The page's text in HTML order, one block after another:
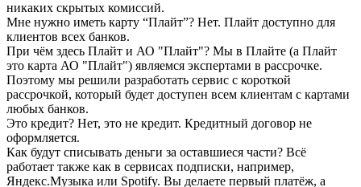
никаких скрытых комиссий.
Мне нужно иметь карту “Плайт”? Нет. Плайт доступно для
клиентов всех банков.
При чём здесь Плайт и АО "Плайт"? Мы в Плайте (а Плайт
это карта АО "Плайт") являемся экспертами в рассрочке.
Поэтому мы решили разработать сервис с короткой
рассрочкой, который будет доступен всем клиентам с картами
любых банков.
Это кредит? Нет, это не кредит. Кредитный договор не
оформляется.
Как будут списывать деньги за оставшиеся части? Всё
работает также как в сервисах подписки, например,
Яндекс.Музыка или Spotify. Вы делаете первый платёж, а